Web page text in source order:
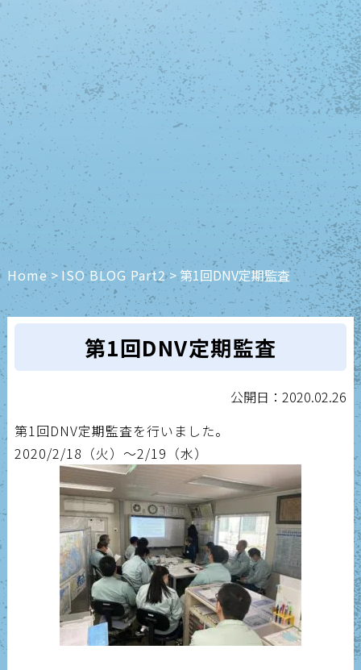
Home> ISO BLOG Part2> 第1回DNV定期監査
第1回DNV定期監査
公開日：2020.02.26
第1回DNV定期監査を行いました。
2020/2/18（火）～2/19（水）